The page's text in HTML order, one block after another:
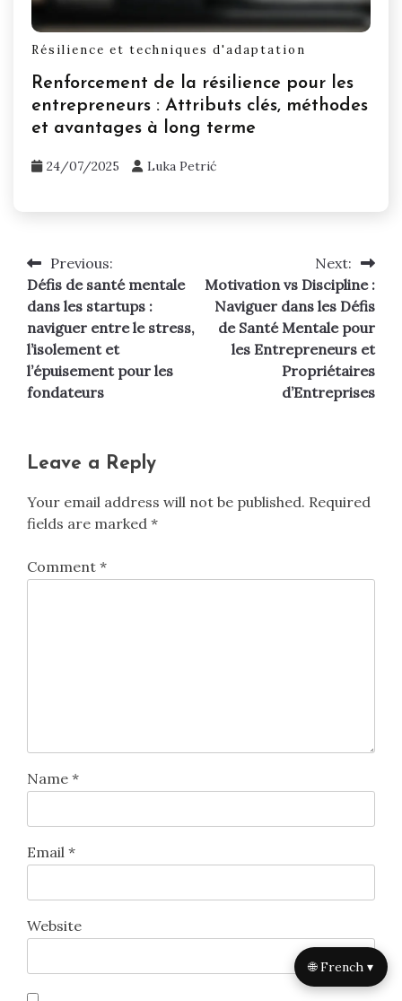
Résilience et techniques d'adaptation
Renforcement de la résilience pour les
entrepreneurs : Attributs clés, méthodes
et avantages à long terme
24/07/2025 Luka Petrić
Post
navigation
Previous:
Défis de santé mentale
dans les startups :
naviguer entre le stress,
l’isolement et
l’épuisement pour les
fondateurs
Next:
Motivation vs Discipline :
Naviguer dans les Défis
de Santé Mentale pour
les Entrepreneurs et
Propriétaires
d’Entreprises
Leave a Reply
Your email address will not be published. Required
fields are marked *
Comment *
Name *
Email *
Website
🌐 French ▾